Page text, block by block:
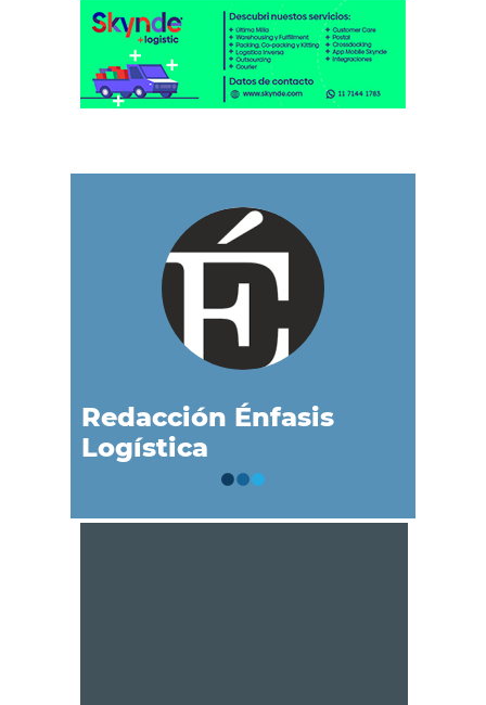
Redacción Énfasis
Logística